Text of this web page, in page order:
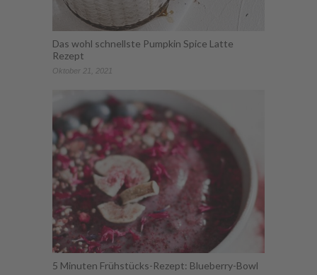
Das wohl schnellste Pumpkin Spice Latte
Rezept
Oktober 21, 2021
5 Minuten Frühstücks-Rezept: Blueberry-Bowl